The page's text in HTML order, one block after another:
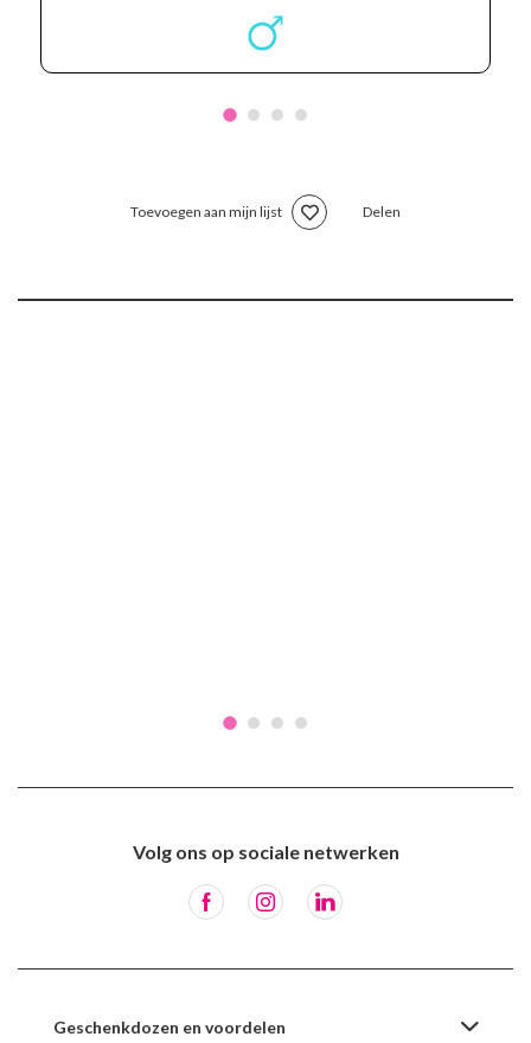
Toevoegen aan mijn lijst Delen
Volg ons op sociale netwerken
Geschenkdozen en voordelen